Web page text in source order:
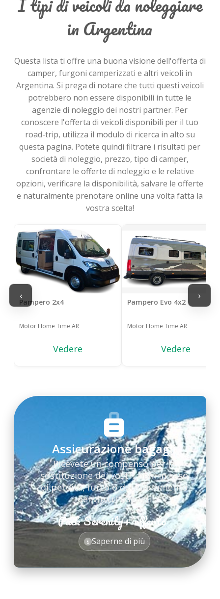
in Argentina
Questa lista ti offre una buona visione dell'offerta di
camper, furgoni camperizzati e altri veicoli in
Argentina. Si prega di notare che tutti questi veicoli
potrebbero non essere disponibili in tutte le
agenzie di noleggio dei nostri partner. Per
conoscere l'offerta di veicoli disponibili per il tuo
road-trip, utilizza il modulo di ricerca in alto su
questa pagina. Potete quindi filtrare i risultati per
società di noleggio, prezzo, tipo di camper,
confrontare le offerte di noleggio e le relative
opzioni, verificare la disponibilità, salvare le offerte
e naturalmente prenotare online una volta fatta la
vostra scelta!
‹ ›
Pampero 2x4
Motor Home Time AR
Vedere
Pampero Evo 4x2
Motor Home Time AR
Vedere
*
Assicurazione bagagli
Ricevete un compenso per la
sostituzione dei vostri beni in caso
di perdita, furto o deterioramento
dei vostri bagagli
Pack Serenity+ offerto*
Saperne di più